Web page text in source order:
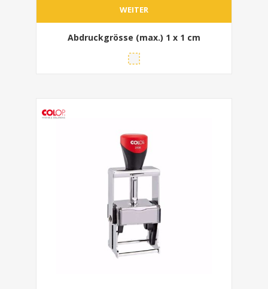
WEITER
Abdruckgrösse (max.) 1 x 1 cm